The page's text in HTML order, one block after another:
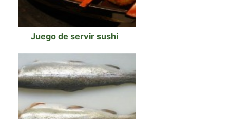
Juego de servir sushi